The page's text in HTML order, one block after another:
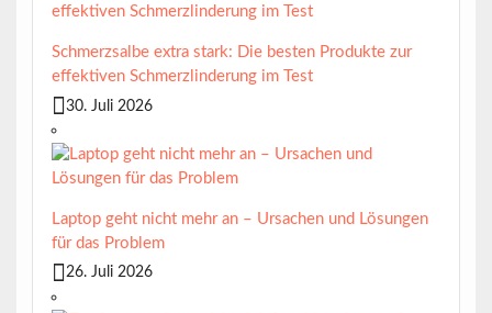
Schmerzsalbe extra stark: Die besten Produkte zur
effektiven Schmerzlinderung im Test
30. Juli 2026
Laptop geht nicht mehr an – Ursachen und Lösungen
für das Problem
26. Juli 2026